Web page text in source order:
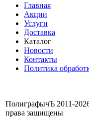
Главная
Акции
Услуги
Доставка
Каталог
Новости
Контакты
Политика
ПолиграфычЪ 2011-
права защищены